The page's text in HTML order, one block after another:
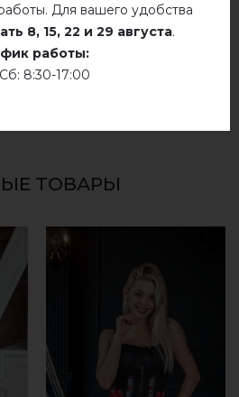
отзыв о Мак (чорный с
красным)
ТОВАРЫ
у розложенном виде
розвешенной
Для вашего удобства
8, 15, 22 и 29 августа.
работы:
8:30-17:00